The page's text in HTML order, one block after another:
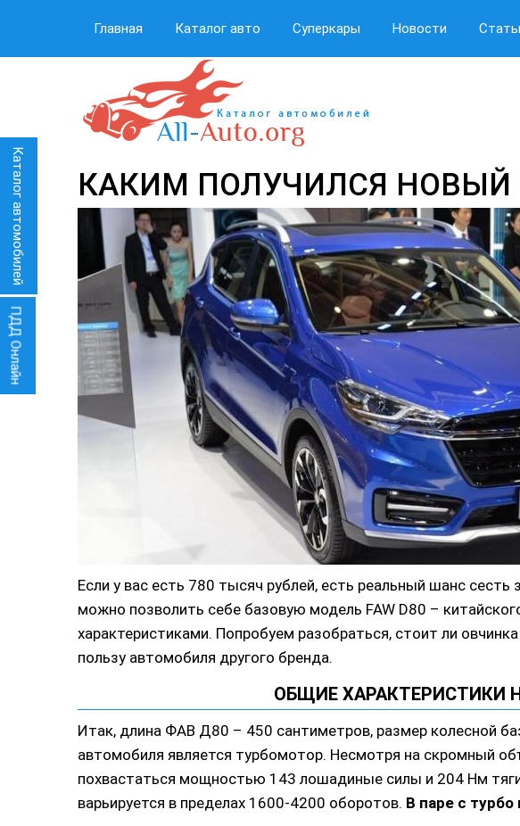
Главная Каталог авто Суперкары Новости
КАКИМ ПОЛУЧИЛСЯ НОВЫЙ
Если у вас есть 780 тысяч рублей, есть реальный шанс сесть
можно позволить себе базовую модель FAW D80 –
характеристиками. Попробуем разобраться, стоит ли
пользу автомобиля другого бренда.
ОБЩИЕ ХАРАКТЕРИСТИКИ
Итак, длина ФАВ Д80 – 450 сантиметров, размер колесной
автомобиля является турбомотор. Несмотря на скромный
похвастаться мощностью 143 лошадиные силы и 204 Нм
варьируется в пределах 1600-4200 оборотов. В паре с
Каталог автомобилей
ПДД Онлайн